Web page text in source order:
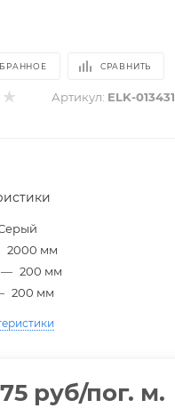
СРАВНИТЬ
Артикул: ELK-013431
2000 мм
— 200 мм
200 мм
руб/пог. м.